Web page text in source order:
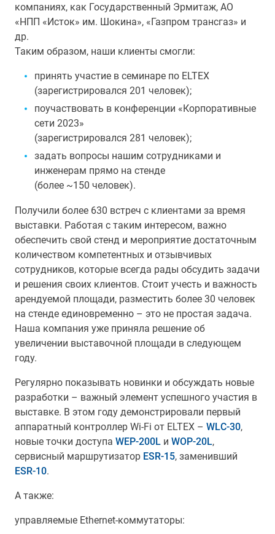
компаниях, как Государственный Эрмитаж, АО
«НПП «Исток» им. Шокина», «Газпром трансгаз» и
др.
Таким образом, наши клиенты смогли:
принять участие в семинаре по ELTEX
(зарегистрировался 201 человек);
поучаствовать в конференции «Корпоративные
сети 2023»
(зарегистрировался 281 человек);
задать вопросы нашим сотрудниками и
инженерам прямо на стенде
(более ~150 человек).
Получили более 630 встреч с клиентами за время
выставки. Работая с таким интересом, важно
обеспечить свой стенд и мероприятие достаточным
количеством компетентных и отзывчивых
сотрудников, которые всегда рады обсудить задачи
и решения своих клиентов. Стоит учесть и важность
арендуемой площади, разместить более 30 человек
на стенде единовременно – это не простая задача.
Наша компания уже приняла решение об
увеличении выставочной площади в следующем
году.
Регулярно показывать новинки и обсуждать новые
разработки – важный элемент успешного участия в
выставке. В этом году демонстрировали первый
аппаратный контроллер Wi-Fi от ELTEX – WLC-30,
новые точки доступа WEP-200L и WOP-20L,
сервисный маршрутизатор ESR-15, заменивший
ESR-10.
А также:
управляемые Ethernet-коммутаторы: